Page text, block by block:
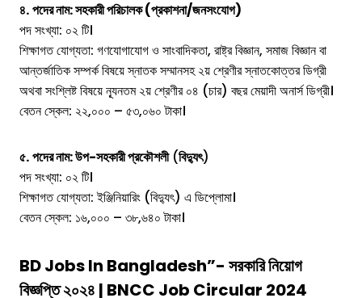
৪.পদের নাম: সহকারী পরিচালক (প্রকাশনা/জনসংযোগ)
পদ সংখ্যা: ০২ টি।
শিক্ষাগত যোগ্যতা: গণযোগাযোগ ও সাংবাদিকতা, রাষ্ট্র বিজ্ঞান, সমাজ বিজ্ঞান বা
আন্তর্জাতিক সম্পর্ক বিষয়ে স্নাতক সম্মানসহ ২য় শ্রেণীর স্নাতকোত্তর ডিগ্রী
অথবা সংশ্লিষ্ট বিষয়ে ন্যূনতম ২য় শ্রেণীর ০৪ (চার) বছর মেয়াদী অনার্স ডিগ্রী।
বেতন স্কেল: ২২,০০০ – ৫৩,০৬০ টাকা।
৫.পদের নাম: উপ-সহকারী প্রকৌশলী(বিদ্যুৎ)
পদ সংখ্যা: ০২ টি।
শিক্ষাগত যোগ্যতা: ইঞ্জিনিয়ারিং (বিদ্যুৎ) এ ডিপ্লোমা।
বেতন স্কেল: ১৬,০০০ – ৩৮,৬৪০ টাকা।
BD Jobs In Bangladesh”- সরকারি নিয়োগ
বিজ্ঞপ্তি ২০২৪ | BNCC Job Circular 2024